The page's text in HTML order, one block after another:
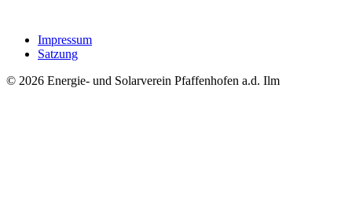
Impressum
Satzung
© 2026 Energie- und Solarverein Pfaffenhofen a.d. Ilm